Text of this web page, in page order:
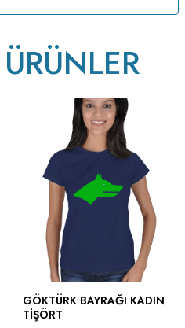
GÖKTÜRK BAYRAĞI KADIN
TIŞÖRT